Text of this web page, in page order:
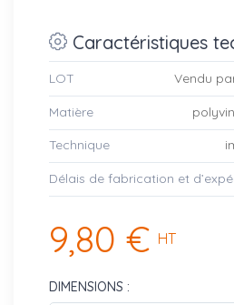
Caractéristiques
LOT Vendu
Matière
Technique
Délais de fabrication et
9,80 € HT
DIMENSIONS :